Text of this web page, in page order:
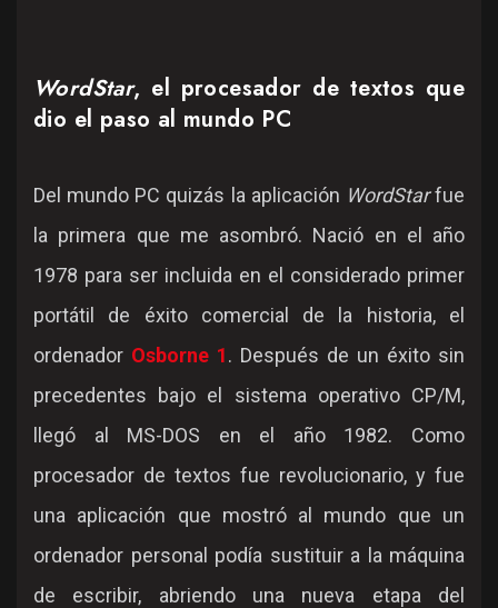
WordStar, el procesador de textos que
dio el paso al mundo PC
Del mundo PC quizás la aplicación WordStarfue
la primera que me asombró. Nació en el año
1978 para ser incluida en el considerado primer
portátil de éxito comercial de la historia, el
ordenador Osborne 1. Después de un éxito sin
precedentes bajo el sistema operativo CP/M,
llegó al MS-DOS en el año 1982. Como
procesador de textos fue revolucionario, y fue
una aplicación que mostró al mundo que un
ordenador personal podía sustituir a la máquina
de escribir, abriendo una nueva etapa del